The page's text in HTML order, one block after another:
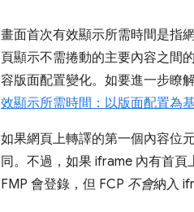
畫面首次有效顯示所需時間是指
頁顯示不需捲動的主要內容之間
容版面配置變化。如要進一步瞭
效顯示所需時間：以版面配置為
如果網頁上轉譯的第一個內容位
同。不過，如果 iframe 內有首頁
FMP 會登錄，但 FCP 不會納入